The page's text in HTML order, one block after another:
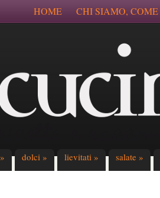
HOME CHI SIAMO,
» dolci » lievitati » salate »